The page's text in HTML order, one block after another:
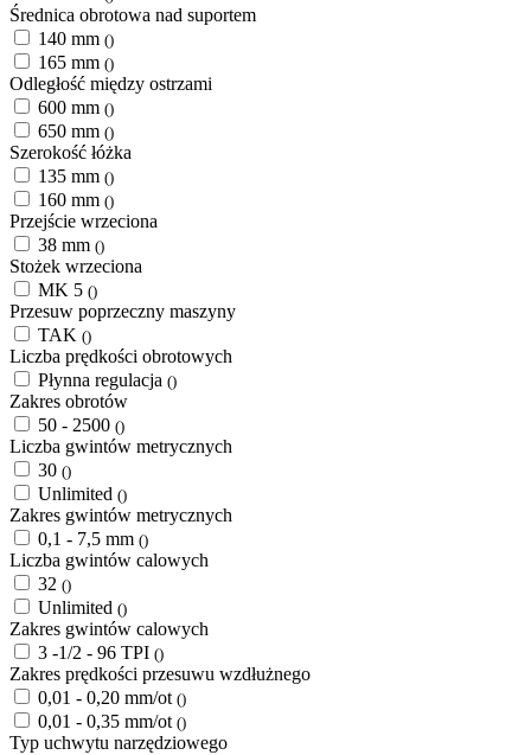
Średnica obrotowa nad suportem
140 mm ()
165 mm ()
Odległość między ostrzami
600 mm ()
650 mm ()
Szerokość łóżka
135 mm ()
160 mm ()
Przejście wrzeciona
38 mm ()
Stożek wrzeciona
MK 5 ()
Przesuw poprzeczny maszyny
TAK ()
Liczba prędkości obrotowych
Płynna regulacja ()
Zakres obrotów
50 - 2500 ()
Liczba gwintów metrycznych
30 ()
Unlimited ()
Zakres gwintów metrycznych
0,1 - 7,5 mm ()
Liczba gwintów calowych
32 ()
Unlimited ()
Zakres gwintów calowych
3 -1/2 - 96 TPI ()
Zakres prędkości przesuwu wzdłużnego
0,01 - 0,20 mm/ot ()
0,01 - 0,35 mm/ot ()
Typ uchwytu narzędziowego